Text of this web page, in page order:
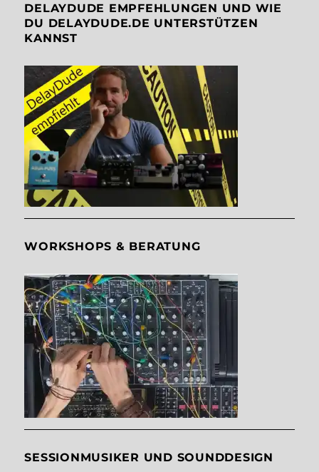
DELAYDUDE EMPFEHLUNGEN UND WIE
DU DELAYDUDE.DE UNTERSTÜTZEN
KANNST
WORKSHOPS & BERATUNG
SESSIONMUSIKER UND SOUNDDESIGN